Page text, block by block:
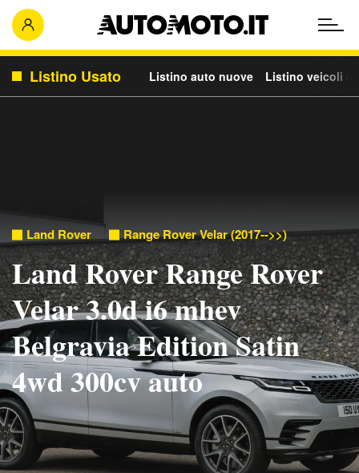
Listino Usato Listino auto nuove Listino veicoli
Land Rover Range Rover Velar (2017-->>)
Land Rover Range Rover
Velar 3.0d i6 mhev
Belgravia Edition Satin
4wd 300cv auto